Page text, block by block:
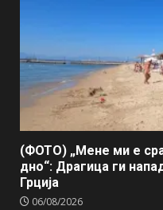
(ФОТО) „Мене ми е
дно“: Драгица ги
Грција
06/08/2026